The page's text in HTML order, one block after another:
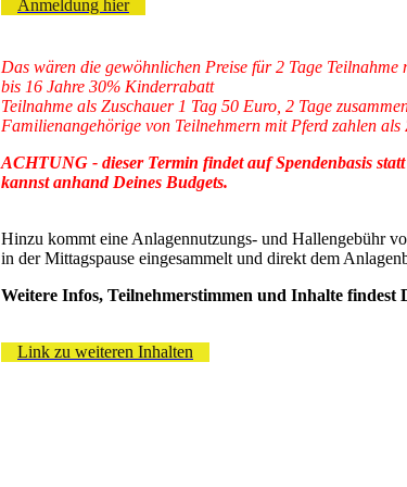
Anmeldung hier
Das wären die gewöhnlichen Preise für 2 Tage
bis 16 Jahre 30% Kinderrabatt
Teilnahme als Zuschauer 1 Tag 50 Euro, 2 Tage
Familienangehörige von Teilnehmern mit Pferd zahlen als
ACHTUNG - dieser Termin findet auf Spendenbasis
kannst anhand Deines Budgets.
Hinzu kommt eine Anlagennutzungs- und Hallengebühr
in der Mittagspause eingesammelt und direkt dem
Weitere Infos, Teilnehmerstimmen und Inhalte
Link zu weiteren Inhalten